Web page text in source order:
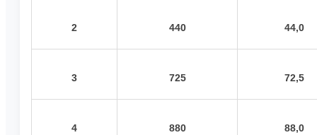
2 440 44,0
3 725 72,5
4 880 88,0